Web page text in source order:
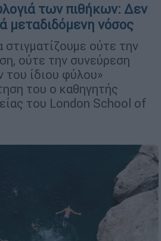
των πιθήκων: Δεν
μεταδιδόμενη νόσος
ούτε την
ούτε την συνεύρεση
ίδιου φύλου»
του ο καθηγητής
του London School of